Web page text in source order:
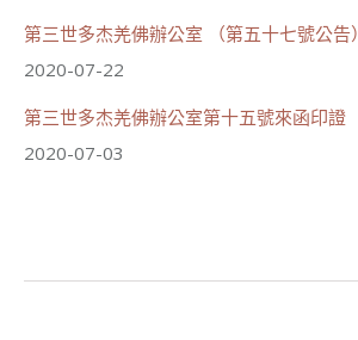
第三世多杰羌佛辦公室 （第五十七號公告）
2020-07-22
第三世多杰羌佛辦公室第十五號來函印證
2020-07-03